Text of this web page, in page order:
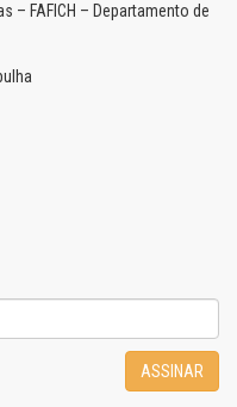
– FAFICH – Departamento de
ASSINAR